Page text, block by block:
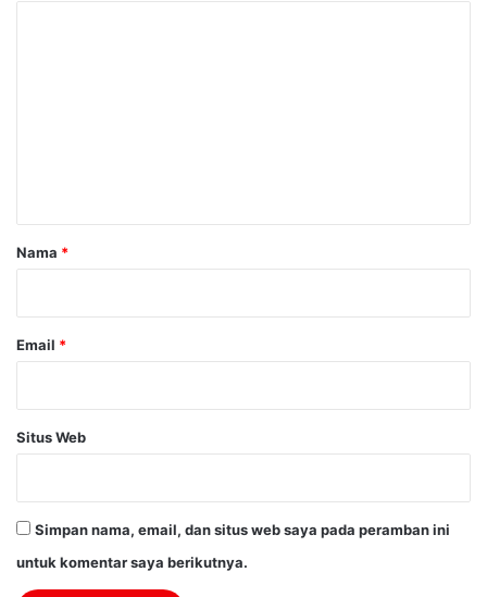
r
Nama *
Email *
Situs Web
Simpan nama, email, dan situs web saya pada peramban ini
untuk komentar saya berikutnya.